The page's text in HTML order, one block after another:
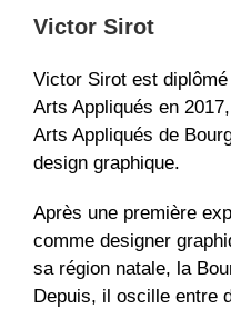
Victor Sirot
Victor Sirot est diplômé
Arts Appliqués en
Arts Appliqués de
design graphique.
Après une première
comme designer
sa région natale, la
Depuis, il oscille entre